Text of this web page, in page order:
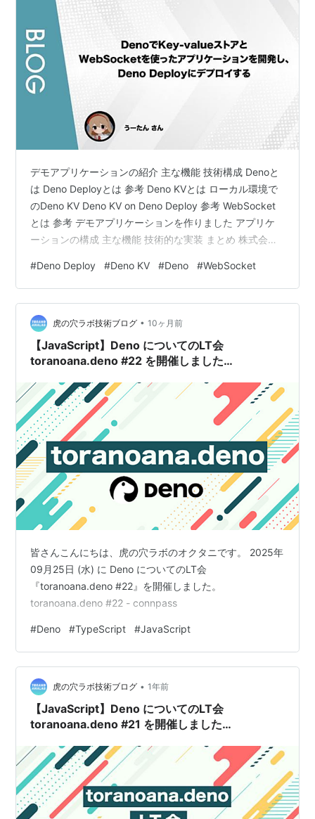
デモアプリケーションの紹介 主な機能 技術構成 Denoと
は Deno Deployとは 参考 Deno KVとは ローカル環境で
のDeno KV Deno KV on Deno Deploy 参考 WebSocket
とは 参考 デモアプリケーションを作りました アプリケ
ーションの構成 主な機能 技術的な実装 まとめ 株式会社
んです。 2023 年 4 月に株式会社ゆめみへ新卒入社し、
現在はサーバーサイドエンジニアとして案件を担当して
います。 技術同人誌への寄稿やコンピューター雑誌への
執筆活動も行っており、ゆめみ大技林 '24やI/O 2024…
#Deno Deploy #Deno KV #Deno #WebSocket
虎の穴ラボ技術ブログ • 10ヶ月前
【JavaScript】Deno についてのLT会
toranoana.deno #22 を開催しました
皆さんこんにちは、虎の穴ラボのオクタニです。 2025年
09月25日 (水) に Deno についてのLT会
『toranoana.deno #22』を開催しました。
toranoana.deno #22 - connpass
#Deno #TypeScript #JavaScript
虎の穴ラボ技術ブログ • 1年前
【JavaScript】Deno についてのLT会
toranoana.deno #21 を開催しました